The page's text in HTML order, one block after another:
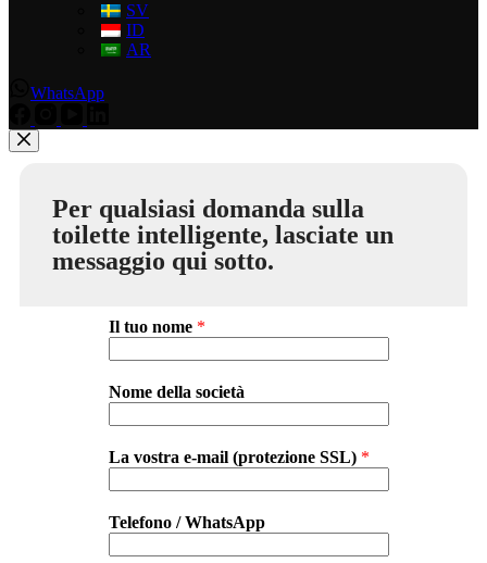
SV
ID
AR
WhatsApp
Per qualsiasi domanda sulla
toilette intelligente, lasciate un
messaggio qui sotto.
Il tuo nome *
Nome della società
La vostra e-mail (protezione SSL) *
Telefono / WhatsApp